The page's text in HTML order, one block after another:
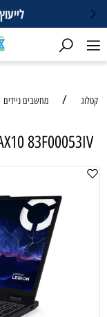
קטלוג / מחשבים ניידים
83F00053IV